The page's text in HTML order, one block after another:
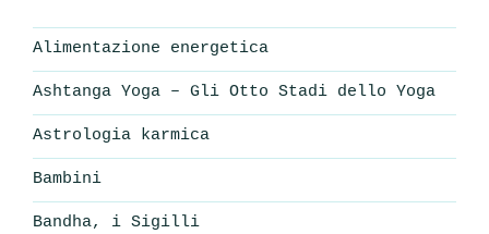
Alimentazione energetica
Ashtanga Yoga – Gli Otto Stadi dello Yoga
Astrologia karmica
Bambini
Bandha, i Sigilli